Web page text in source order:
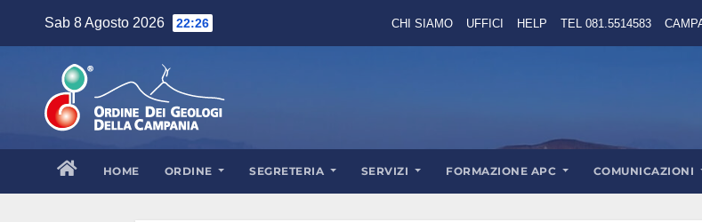
Sab 8 Agosto 2026 22:26 CHI SIAMO UFFICI HELP TEL 081.5514583
HOME ORDINE SEGRETERIA SERVIZI FORMAZIONE APC COMUNICAZIONI